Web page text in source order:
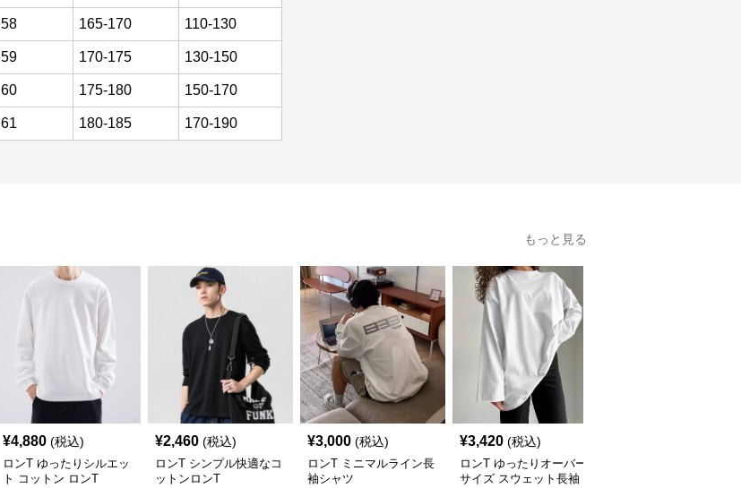
58 165-170 110-130
59 170-175 130-150
60 175-180 150-170
61 180-185 170-190
もっと見る
¥4,880 (税込)
ロンT ゆったりシルエッ
ト コットン ロンT
¥2,460 (税込)
ロンT シンプル快適なコ
ットンロンT
¥3,000 (税込)
ロンT ミニマルライン長
袖シャツ
¥3,420 (税込)
ロンT ゆったりオーバー
サイズ スウェット長袖